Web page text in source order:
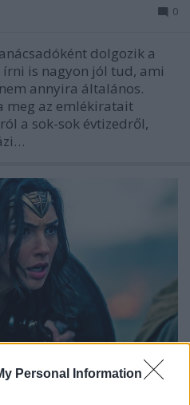
Personal Information
0
dolgozik a
is nagyon jól tud, ami
annyira általános.
meg az emlékiratait
a sok-sok évtizedről,